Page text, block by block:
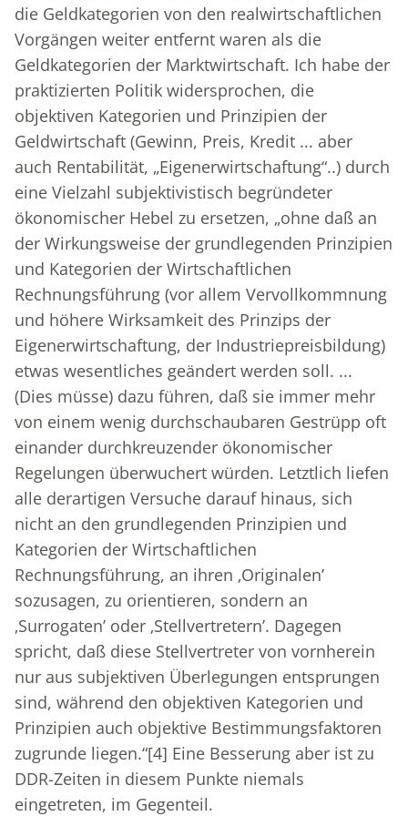
die Geldkategorien von den realwirtschaftlichen
Vorgängen weiter entfernt waren als die
Geldkategorien der Marktwirtschaft. Ich habe der
praktizierten Politik widersprochen, die
objektiven Kategorien und Prinzipien der
Geldwirtschaft (Gewinn, Preis, Kredit ... aber
auch Rentabilität, „Eigenerwirtschaftung“..) durch
eine Vielzahl subjektivistisch begründeter
ökonomischer Hebel zu ersetzen, „ohne daß an
der Wirkungsweise der grundlegenden Prinzipien
und Kategorien der Wirtschaftlichen
Rechnungsführung (vor allem Vervollkommnung
und höhere Wirksamkeit des Prinzips der
Eigenerwirtschaftung, der Industriepreisbildung)
etwas wesentliches geändert werden soll. ...
(Dies müsse) dazu führen, daß sie immer mehr
von einem wenig durchschaubaren Gestrüpp oft
einander durchkreuzender ökonomischer
Regelungen überwuchert würden. Letztlich liefen
alle derartigen Versuche darauf hinaus, sich
nicht an den grundlegenden Prinzipien und
Kategorien der Wirtschaftlichen
Rechnungsführung, an ihren ‚Originalen’
sozusagen, zu orientieren, sondern an
‚Surrogaten’ oder ‚Stellvertretern’. Dagegen
spricht, daß diese Stellvertreter von vornherein
nur aus subjektiven Überlegungen entsprungen
sind, während den objektiven Kategorien und
Prinzipien auch objektive Bestimmungsfaktoren
zugrunde liegen.“[4] Eine Besserung aber ist zu
DDR-Zeiten in diesem Punkte niemals
eingetreten, im Gegenteil.